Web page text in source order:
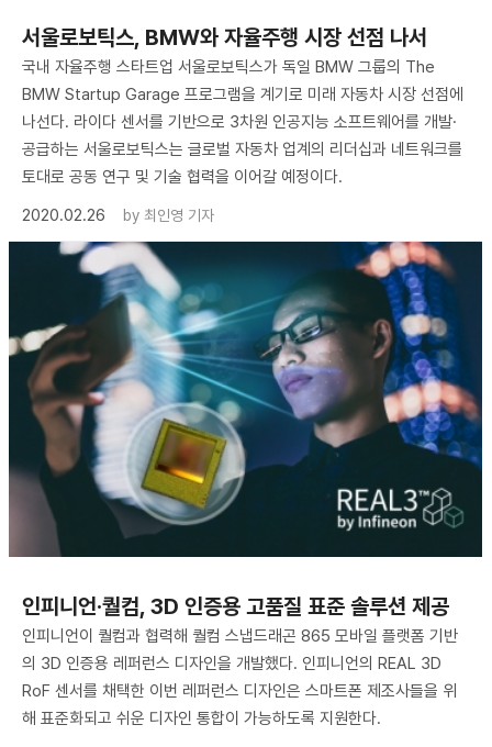
서울로보틱스, BMW와 자율주행 시장 선점 나서
국내 자율주행 스타트업 서울로보틱스가 독일 BMW 그룹의 The
BMW Startup Garage 프로그램을 계기로 미래 자동차 시장 선점에
나선다. 라이다 센서를 기반으로 3차원 인공지능 소프트웨어를 개발·
공급하는 서울로보틱스는 글로벌 자동차 업계의 리더십과 네트워크를
토대로 공동 연구 및 기술 협력을 이어갈 예정이다.
2020.02.26
by 최인영 기자
인피니언·퀄컴, 3D 인증용 고품질 표준 솔루션 제공
인피니언이 퀄컴과 협력해 퀄컴 스냅드래곤 865 모바일 플랫폼 기반
의 3D 인증용 레퍼런스 디자인을 개발했다. 인피니언의 REAL 3D
RoF 센서를 채택한 이번 레퍼런스 디자인은 스마트폰 제조사들을 위
해 표준화되고 쉬운 디자인 통합이 가능하도록 지원한다.